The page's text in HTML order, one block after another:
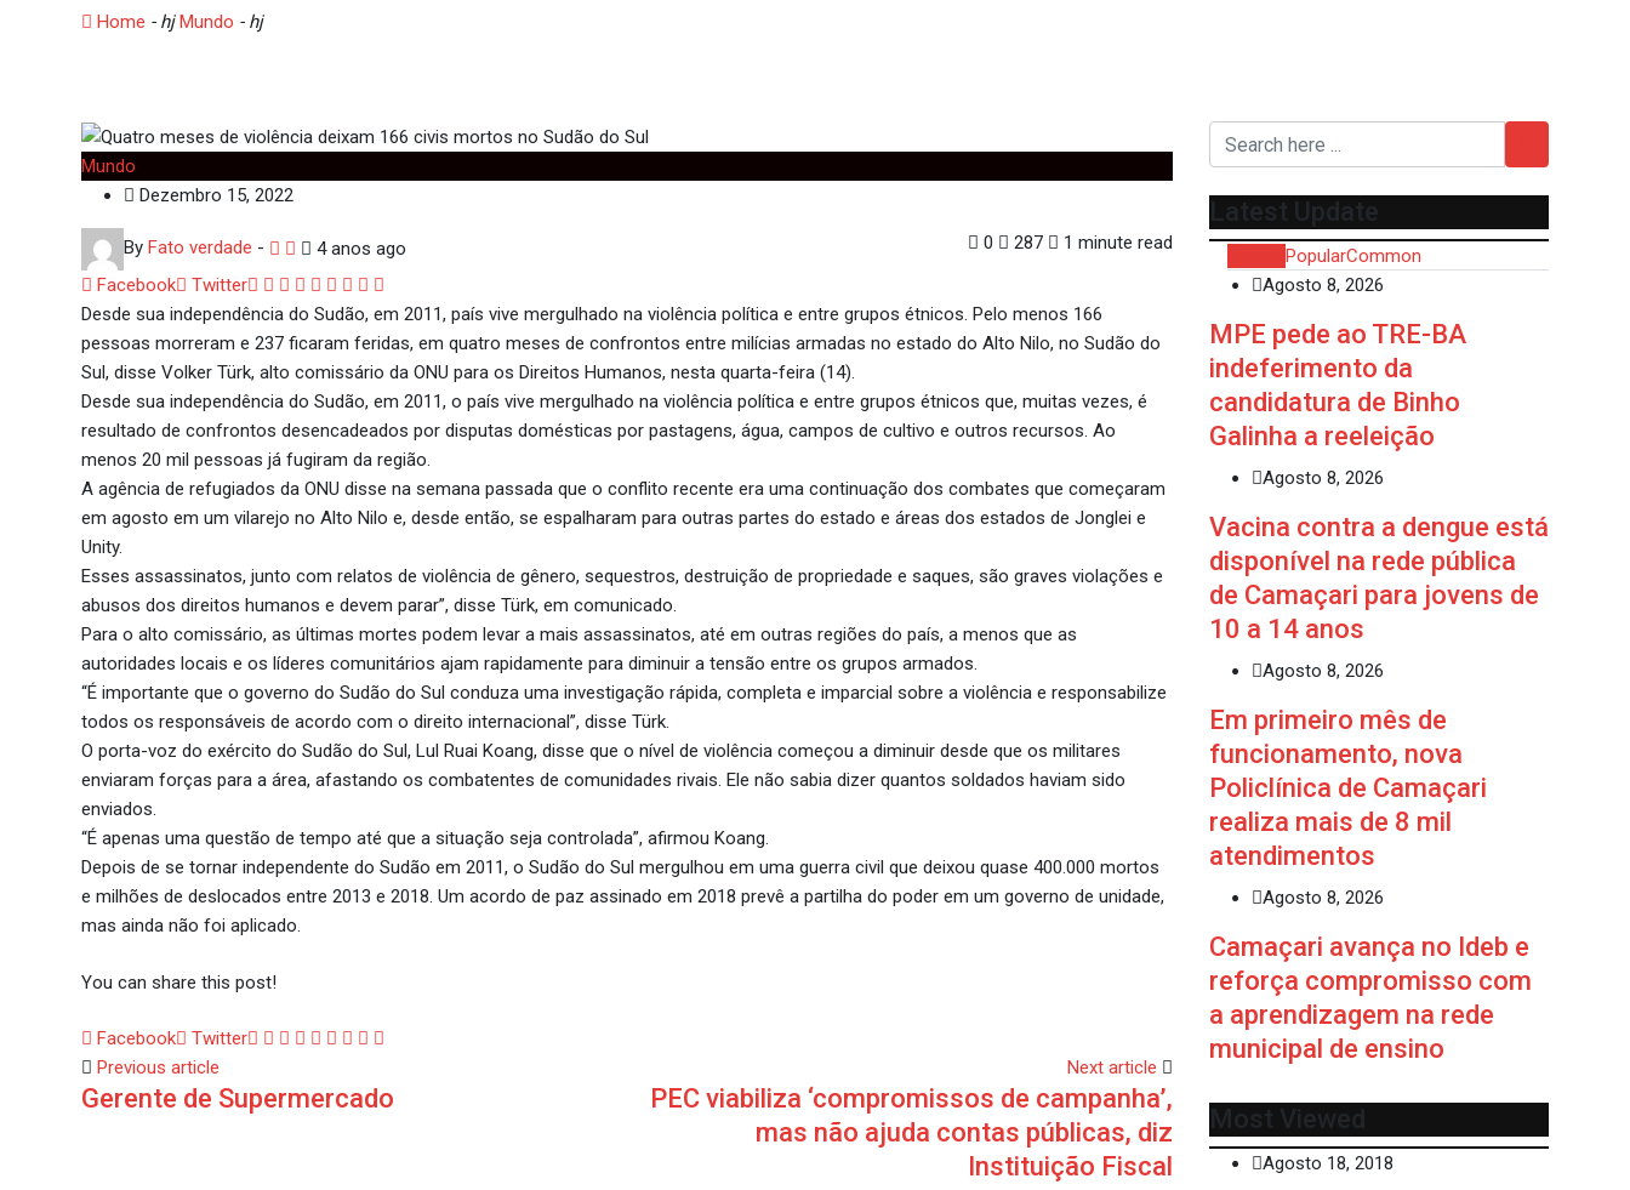
Home - hjMundo - hjQuatro meses de violência deixam 166 civis mortos no Sudão do Sul
Mundo
Dezembro 15, 2022
By Fato verdade - 4 anos ago 0 287
1 minute read
Facebook
Twitter Google+
LinkedIn
Whatsapp
StumbleUpon
Tumblr
Pinterest
Reddit
Share
via
Email
Desde sua independência do Sudão, em 2011, país vive mergulhado na violência política e entre grupos étnicos. Pelo menos 166
pessoas morreram e 237 ficaram feridas, em quatro meses de confrontos entre milícias armadas no estado do Alto Nilo, no Sudão do
Sul, disse Volker Türk, alto comissário da ONU para os Direitos Humanos, nesta quarta-feira (14).
Desde sua independência do Sudão, em 2011, o país vive mergulhado na violência política e entre grupos étnicos que, muitas vezes, é
resultado de confrontos desencadeados por disputas domésticas por pastagens, água, campos de cultivo e outros recursos. Ao
menos 20 mil pessoas já fugiram da região.
A agência de refugiados da ONU disse na semana passada que o conflito recente era uma continuação dos combates que começaram
em agosto em um vilarejo no Alto Nilo e, desde então, se espalharam para outras partes do estado e áreas dos estados de Jonglei e
Unity.
Esses assassinatos, junto com relatos de violência de gênero, sequestros, destruição de propriedade e saques, são graves violações e
abusos dos direitos humanos e devem parar”, disse Türk, em comunicado.
Para o alto comissário, as últimas mortes podem levar a mais assassinatos, até em outras regiões do país, a menos que as
autoridades locais e os líderes comunitários ajam rapidamente para diminuir a tensão entre os grupos armados.
“É importante que o governo do Sudão do Sul conduza uma investigação rápida, completa e imparcial sobre a violência e responsabilize
todos os responsáveis ​​de acordo com o direito internacional”, disse Türk.
O porta-voz do exército do Sudão do Sul, Lul Ruai Koang, disse que o nível de violência começou a diminuir desde que os militares
enviaram forças para a área, afastando os combatentes de comunidades rivais. Ele não sabia dizer quantos soldados haviam sido
enviados.
“É apenas uma questão de tempo até que a situação seja controlada”, afirmou Koang.
Depois de se tornar independente do Sudão em 2011, o Sudão do Sul mergulhou em uma guerra civil que deixou quase 400.000 mortos
e milhões de deslocados entre 2013 e 2018. Um acordo de paz assinado em 2018 prevê a partilha do poder em um governo de unidade,
mas ainda não foi aplicado.
You can share this post!
Facebook Twitter Google+
LinkedIn
Whatsapp
StumbleUpon
Tumblr
Pinterest
Reddit
Share
Email
Previous article
Gerente de Supermercado
Next article
PEC viabiliza ‘compromissos de campanha’,
mas não ajuda contas públicas, diz
Instituição Fiscal
Latest Update
PopularCommon
Agosto 8, 2026
MPE pede ao TRE-BA
indeferimento da
candidatura de Binho
Galinha a reeleição
Agosto 8, 2026
Vacina contra a dengue está
disponível na rede pública
de Camaçari para jovens de
10 a 14 anos
Agosto 8, 2026
Em primeiro mês de
funcionamento, nova
Policlínica de Camaçari
realiza mais de 8 mil
atendimentos
Agosto 8, 2026
Camaçari avança no Ideb e
reforça compromisso com
a aprendizagem na rede
municipal de ensino
Most Viewed
Agosto 18, 2018